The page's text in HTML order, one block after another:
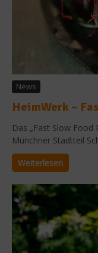
News
HeimWerk –
Das „Fast Slow
Münchner Stadtteil
Weiterlesen